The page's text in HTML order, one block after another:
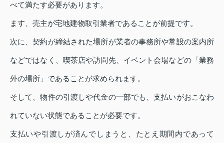
べて満たす必要があります。
ます、売主が宅地建物取引業者であることが前提です。
次に、契約が締結された場所が業者の事務所や常設の案内所
などではなく、喫茶店や訪問先、イベント会場などの「業務
外の場所」であることが求められます。
そして、物件の引渡しや代金の一部でも、支払いがおこなわ
れていない状態であることが必要です。
支払いや引渡しが済んでしまうと、たとえ期間内であって